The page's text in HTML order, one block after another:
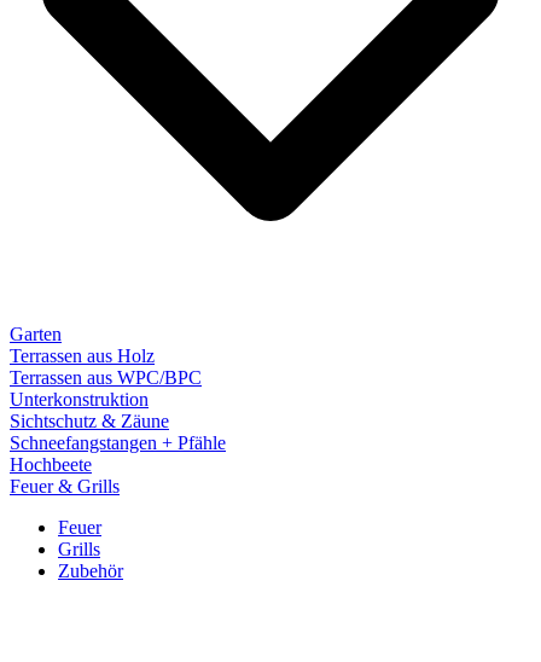
Garten
Terrassen aus Holz
Terrassen aus WPC/BPC
Unterkonstruktion
Sichtschutz & Zäune
Schneefangstangen + Pfähle
Hochbeete
Feuer & Grills
Feuer
Grills
Zubehör